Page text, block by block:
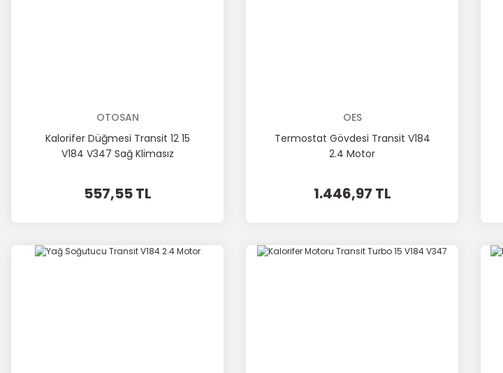
OTOSAN
Kalorifer Düğmesi Transit 12 15
V184 V347 Sağ Klimasız
557,55 TL
OES
Termostat Gövdesi Transit V184
2.4 Motor
1.446,97 TL